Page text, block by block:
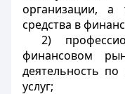
организации, а
средства в
2)
финансовом
деятельность по
услуг;